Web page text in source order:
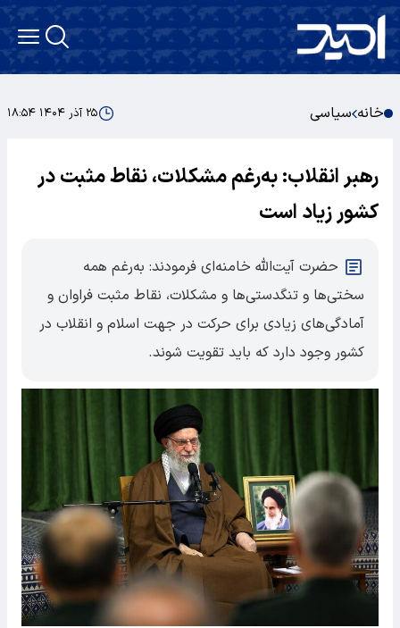
خانه سیاسی ۲۵ آذر ۱۴۰۴ ۱۸:۵۴
رهبر انقلاب: به‌رغم مشکلات، نقاط مثبت در
کشور زیاد است
حضرت آیت‌الله خامنه‌ای فرمودند: به‌رغم همه
سختی‌ها و تنگدستی‌ها و مشکلات، نقاط مثبت فراوان و
آمادگی‌های زیادی برای حرکت در جهت اسلام و انقلاب در
کشور وجود دارد که باید تقویت شوند.